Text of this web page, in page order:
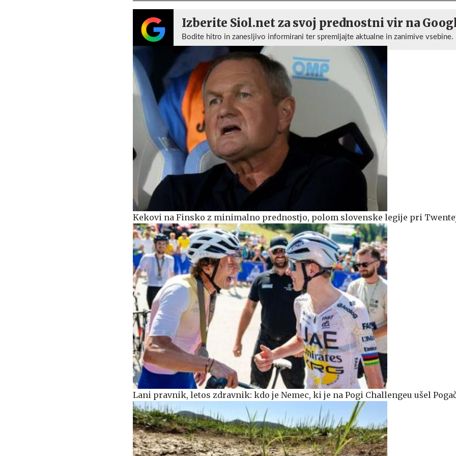
Izberite Siol.net za svoj prednostni vir na
Bodite hitro in zanesljivo informirani ter spremljajte aktualne in zanimive vsebine.
Kekovi na Finsko z minimalno prednostjo, polom slovenske legije pri
Lani pravnik, letos zdravnik: kdo je Nemec, ki je na Pogi Challengeu ušel